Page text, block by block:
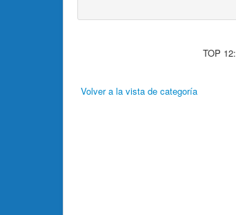
TOP 12:
Volver a la vista de categoría